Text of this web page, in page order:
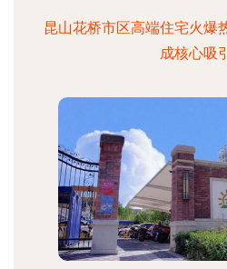
昆山花桥市区高端住宅火爆
成核心吸